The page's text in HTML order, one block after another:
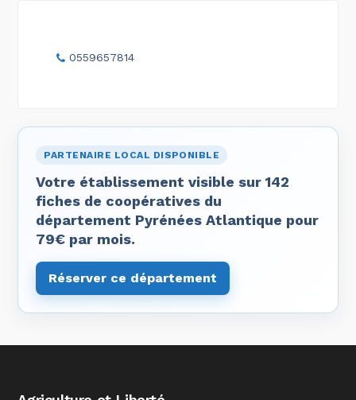
0559657814
PARTENAIRE LOCAL DISPONIBLE
Votre établissement visible sur 142
fiches de coopératives du
département Pyrénées Atlantique pour
79€ par mois.
Réserver ce département